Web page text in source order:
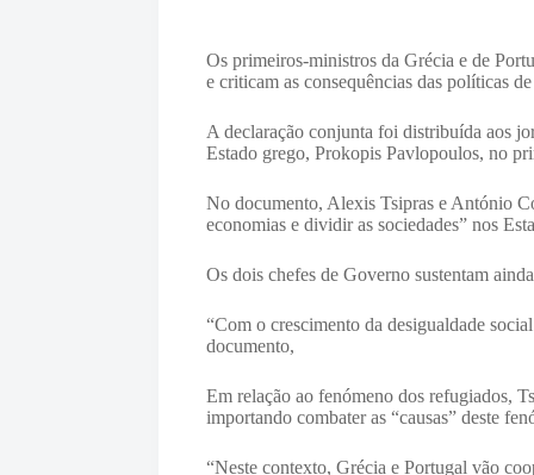
Os primeiros-ministros da Grécia e de
e criticam as consequências das políticas
A declaração conjunta foi distribuída aos
Estado grego, Prokopis Pavlopoulos, no
No documento, Alexis Tsipras e António
economias e dividir as sociedades” nos
Os dois chefes de Governo sustentam
“Com o crescimento da desigualdade
documento,
Em relação ao fenómeno dos refugiados,
importando combater as “causas” deste
“Neste contexto, Grécia e Portugal vão